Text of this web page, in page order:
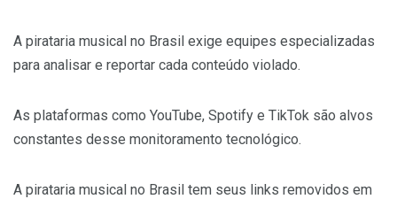
A pirataria musical no Brasil exige equipes especializadas
para analisar e reportar cada conteúdo violado.
As plataformas como YouTube, Spotify e TikTok são alvos
constantes desse monitoramento tecnológico.
A pirataria musical no Brasil tem seus links removidos em